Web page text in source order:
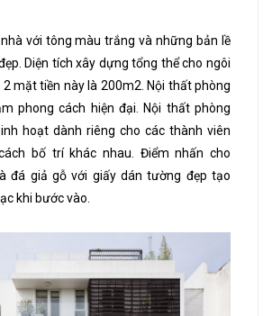
với tông màu trắng và những bản lề
Diện tích xây dựng tổng thể cho ngôi
2 mặt tiền này là 200m2. Nội thất phòng
phong cách hiện đại. Nội thất phòng
hoạt dành riêng cho các thành viên
bố trí khác nhau. Điểm nhấn cho
đá giả gỗ với giấy dán tường đẹp tạo
khi bước vào.